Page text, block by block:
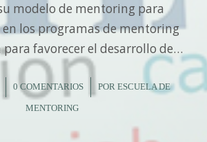
modelo de mentoring para
los programas de mentoring
favorecer el desarrollo de
sociales en ámbitos
laboral, emprendimiento,
o fomento habilidades
en los estudiantes de
0 COMENTARIOS
/ PORESCUELA DE
MENTORING